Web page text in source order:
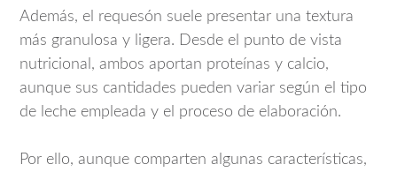
Además, el requesón suele presentar una textura
más granulosa y ligera. Desde el punto de vista
nutricional, ambos aportan proteínas y calcio,
aunque sus cantidades pueden variar según el tipo
de leche empleada y el proceso de elaboración.
Por ello, aunque comparten algunas características,